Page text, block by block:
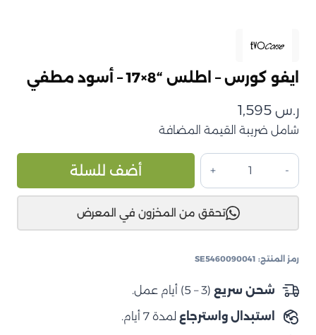
ايفو كورس – اطلس “8×17 – أسود مطفي
ر.س
شامل ضريبة القيمة المضافة
كمية
كورس
اطلس
–
أسود
أضف للسلة
تحقق من المخزون في المعرض
رمز المنتج: SE5460090041
شحن سريع (3 – 5) أيام عمل.
استبدال واسترجاع لمدة 7 أيام.